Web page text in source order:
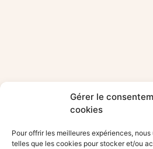
Gérer le
cookies
Pour offrir les meilleures expériences,
telles que les cookies pour stocker et/ou